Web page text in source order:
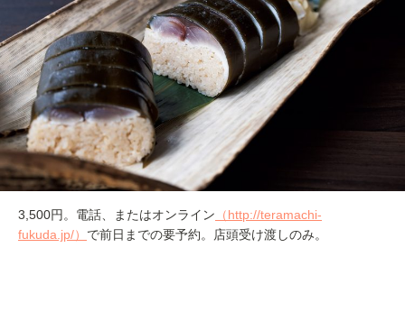
3,500円。電話、またはオンライン （http://teramachi-
fukuda.jp/） で前日までの要予約。店頭受け渡しのみ。